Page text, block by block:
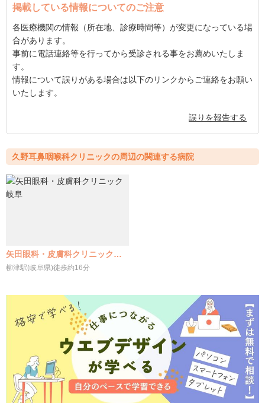
掲載している情報についてのご注意
各医療機関の情報（所在地、診療時間等）が変更になっている場
合があります。
事前に電話連絡等を行ってから受診される事をお薦めいたしま
す。
情報について誤りがある場合は以下のリンクからご連絡をお願い
いたします。
誤りを報告する
久野耳鼻咽喉科クリニックの周辺の関連する病院
矢田眼科・皮膚科クリニック岐阜
柳津駅(岐阜県)徒歩約16分